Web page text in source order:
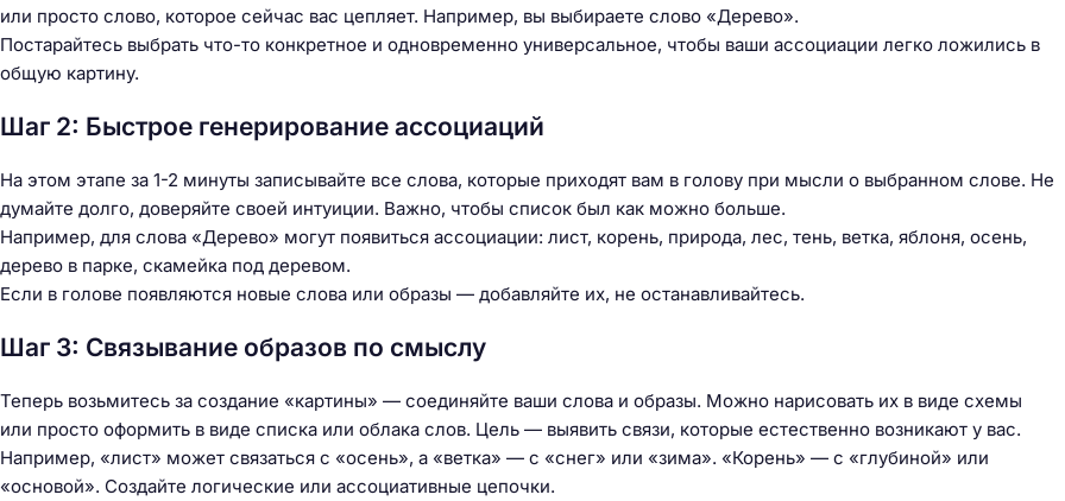
или просто слово, которое сейчас вас цепляет. Например, вы выбираете слово «Дерево».
Постарайтесь выбрать что-то конкретное и одновременно универсальное, чтобы ваши ассоциации легко ложились в
общую картину.
Шаг 2: Быстрое генерирование ассоциаций
На этом этапе за 1-2 минуты записывайте все слова, которые приходят вам в голову при мысли о выбранном слове. Не
думайте долго, доверяйте своей интуиции. Важно, чтобы список был как можно больше.
Например, для слова «Дерево» могут появиться ассоциации: лист, корень, природа, лес, тень, ветка, яблоня, осень,
дерево в парке, скамейка под деревом.
Если в голове появляются новые слова или образы — добавляйте их, не останавливайтесь.
Шаг 3: Связывание образов по смыслу
Теперь возьмитесь за создание «картины» — соединяйте ваши слова и образы. Можно нарисовать их в виде схемы
или просто оформить в виде списка или облака слов. Цель — выявить связи, которые естественно возникают у вас.
Например, «лист» может связаться с «осень», а «ветка» — с «снег» или «зима». «Корень» — с «глубиной» или
«основой». Создайте логические или ассоциативные цепочки.